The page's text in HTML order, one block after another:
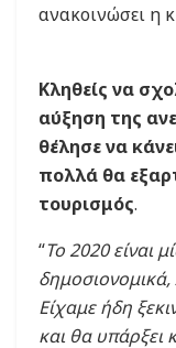
ανακοινώσει η
Κληθείς να
αύξηση της
θέλησε να
πολλά θα
τουρισμός.
“Το 2020 είναι
Είχαμε ήδη
και θα υπάρξει